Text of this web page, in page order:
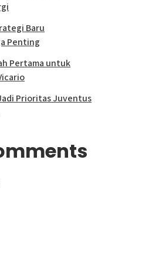
Baru
Penting
Pertama untuk
Prioritas Juventus